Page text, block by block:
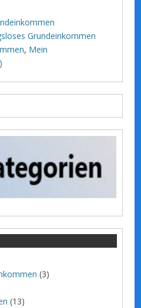
Grundeinkommen
, Mein
(3)
(13)